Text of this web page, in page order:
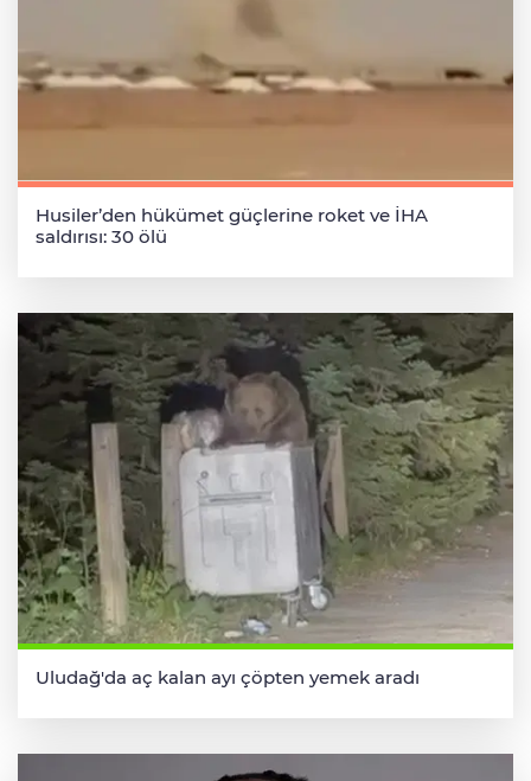
Husiler’den hükümet güçlerine roket ve İHA
saldırısı: 30 ölü
Uludağ'da aç kalan ayı çöpten yemek aradı